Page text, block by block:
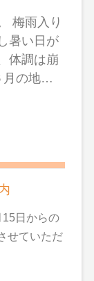
梅雨入り
暑い日が
体調は崩
月の地…
日からの
せていただ